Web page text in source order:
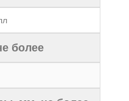
более